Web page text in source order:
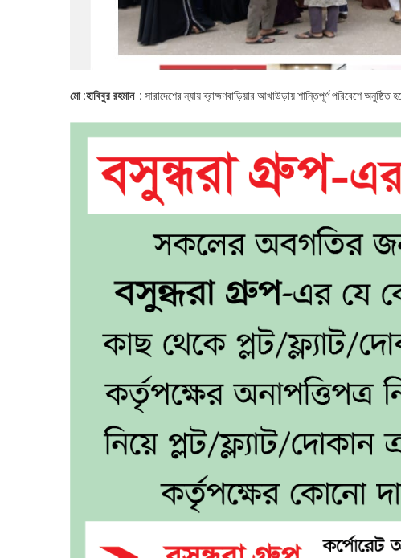
মো :হাবিবুর রহমান : সারাদেশের ন্যায় ব্রাহ্মণবাড়িয়ার আখাউড়ায় শান্তিপূর্ণ পরিবেশে